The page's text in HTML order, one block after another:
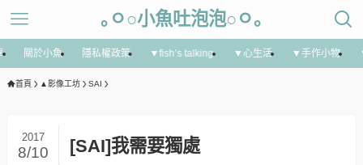
｡ㅇ○小魚吐泡泡○ㅇ｡
關於小魚 隱私權政策 ▼fish’s talking ▼心生活 ▼手作小物
首頁 ▲影像工坊 SAI
[SAI]我需要獨處
2017
8/10